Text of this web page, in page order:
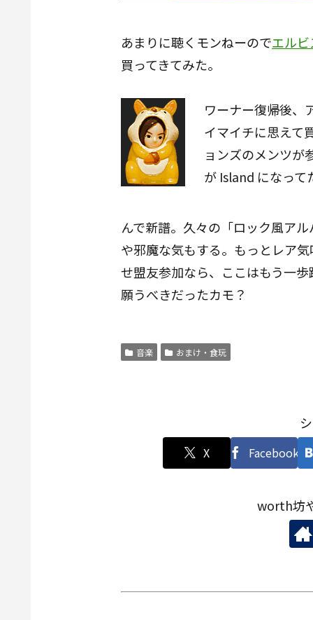
あまりに聴くモンねーのでエル
買ってきてみた。
ワーナー復帰後、
イマイチに思えて
ョンズのメンツが
が Island になって
んで新譜。久々の「ロック風ア
や邪魔な気もする。もっとレア
せ盟友参加なら、ここはもう一
願うべきだったカモ？
音楽 おまけ・食玩
X Facebook
worth坊